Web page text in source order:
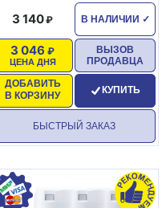
В НАЛИЧИИ ✓
3 140
ЦЕНА ДНЯ
3 046
ДОБАВИТЬ
В КОРЗИНУ
ВЫЗОВ
ПРОДАВЦА
КУПИТЬ
БЫСТРЫЙ ЗАКАЗ